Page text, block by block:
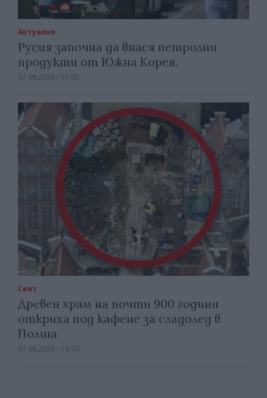
Актуално
Русия започна да внася петролни
продукти от Южна Корея.
07.08.2026 / 17:05
Свят
Древен храм на почти 900 години
откриха под кафене за сладолед в
Полша
07.08.2026 / 16:00